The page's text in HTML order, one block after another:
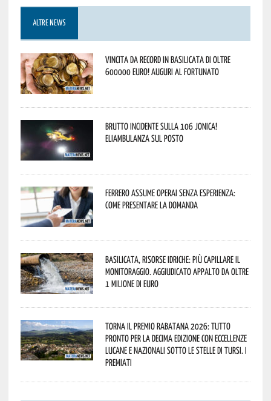
ALTRE NEWS
Vincita da record in Basilicata di oltre
600000 euro! Auguri al fortunato
Brutto incidente sulla 106 Jonica!
Eliambulanza sul posto
Ferrero assume operai senza esperienza:
come presentare la domanda
Basilicata, Risorse idriche: più capillare il
monitoraggio. Aggiudicato appalto da oltre
1 milione di euro
Torna il Premio Rabatana 2026: tutto
pronto per la decima edizione con eccellenze
lucane e nazionali sotto le stelle di Tursi. I
premiati